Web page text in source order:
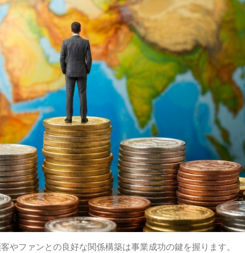
ファンとの良好な関係構築は事業成功の鍵を握ります。